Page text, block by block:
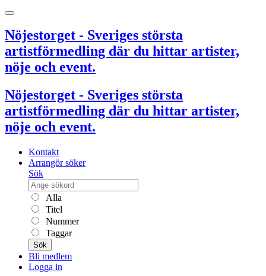
Nöjestorget - Sveriges största
artistförmedling där du hittar artister,
nöje och event.
Nöjestorget - Sveriges största
artistförmedling där du hittar artister,
nöje och event.
Kontakt
Arrangör söker
Sök
Alla
Titel
Nummer
Taggar
Sök
Bli medlem
Logga in